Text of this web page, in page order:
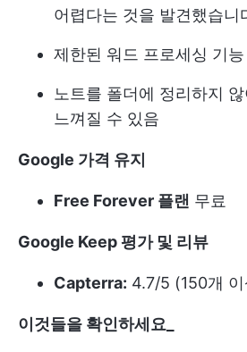
어렵다는 것을 발견했습니
제한된 워드 프로세싱 기능
노트를 폴더에 정리하지
느껴질 수 있음
Google 가격 유지
Free Forever 플랜 무료
Google Keep 평가 및 리뷰
Capterra: 4.7/5 (150개
이것들을 확인하세요_